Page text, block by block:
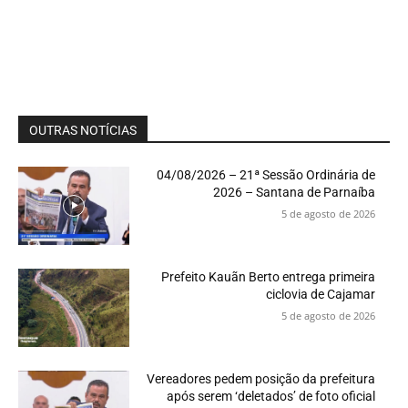
OUTRAS NOTÍCIAS
04/08/2026 – 21ª Sessão Ordinária de
2026 – Santana de Parnaíba
5 de agosto de 2026
Prefeito Kauãn Berto entrega primeira
ciclovia de Cajamar
5 de agosto de 2026
Vereadores pedem posição da prefeitura
após serem ‘deletados’ de foto oficial